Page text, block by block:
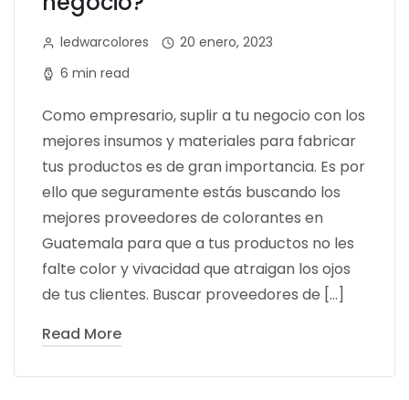
ledwarcolores
20 enero, 2023
6 min read
Como empresario, suplir a tu negocio con los
mejores insumos y materiales para fabricar
tus productos es de gran importancia. Es por
ello que seguramente estás buscando los
mejores proveedores de colorantes en
Guatemala para que a tus productos no les
falte color y vivacidad que atraigan los ojos
de tus clientes. Buscar proveedores de […]
Read More